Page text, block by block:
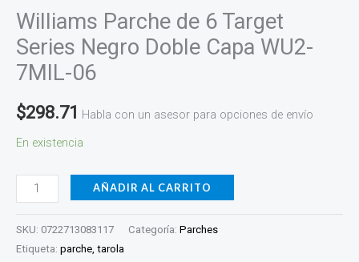
Williams Parche de 6 Target
Series Negro Doble Capa WU2-
7MIL-06
$298.71 Habla con un asesor para opciones de envío
En existencia
Negro
Doble
Capa
WU2-
06
cantidad
AÑADIR AL CARRITO
SKU: 0722713083117 Categoría: Parches
Etiqueta: parche, tarola